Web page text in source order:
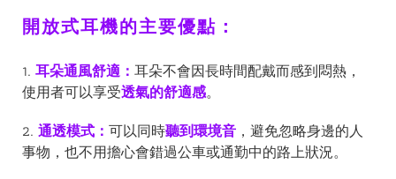
開放式耳機的主要優點：
1. 耳朵通風舒適： 耳朵不會因長時間配戴而感到悶熱，
使用者可以享受透氣的舒適感。
2. 通透模式： 可以同時聽到環境音 ，避免忽略身邊的人
事物，也不用擔心會錯過公車或通勤中的路上狀況。